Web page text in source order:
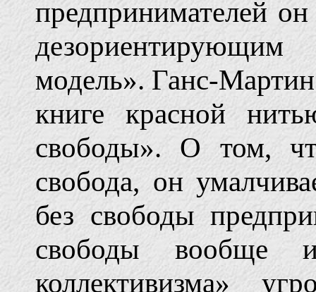
предпринимателей
модель». Ганс-
книге красной
свободы». О том,
свобода, он
без свободы
свободы вообще и
коллективизма»